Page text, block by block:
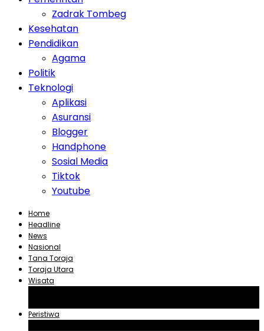
Zadrak Tombeg
Kesehatan
Pendidikan
Agama
Politik
Teknologi
Aplikasi
Asuransi
Blogger
Handphone
Sosial Media
Tiktok
Youtube
Home
Headline
News
Nasional
Tana Toraja
Toraja Utara
Wisata
Peristiwa